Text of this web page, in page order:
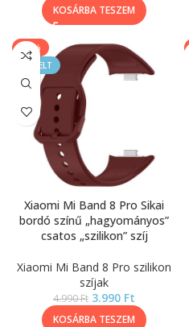
KOSÁRBA TESZEM
-20%
KIEMELT
Xiaomi Mi Band 8 Pro Sikai
bordó színű „hagyományos”
csatos „szilikon” szíj
Xiaomi Mi Band 8 Pro szilikon
szíjak
4.990Ft 3.990 Ft
KOSÁRBA TESZEM